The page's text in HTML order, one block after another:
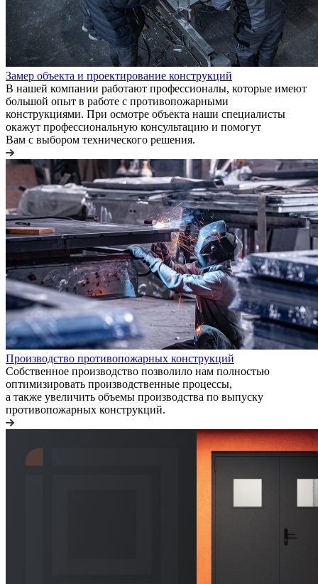
Замер объекта и проектирование конструкций
В нашей компании работают профессионалы, которые имеют
большой опыт в работе с противопожарными
конструкциями. При осмотре объекта наши специалисты
окажут профессиональную консультацию и помогут
Вам с выбором технического решения.
Производство противопожарных конструкций
Собственное производство позволило нам полностью
оптимизировать производственные процессы,
а также увеличить объемы производства по выпуску
противопожарных конструкций.